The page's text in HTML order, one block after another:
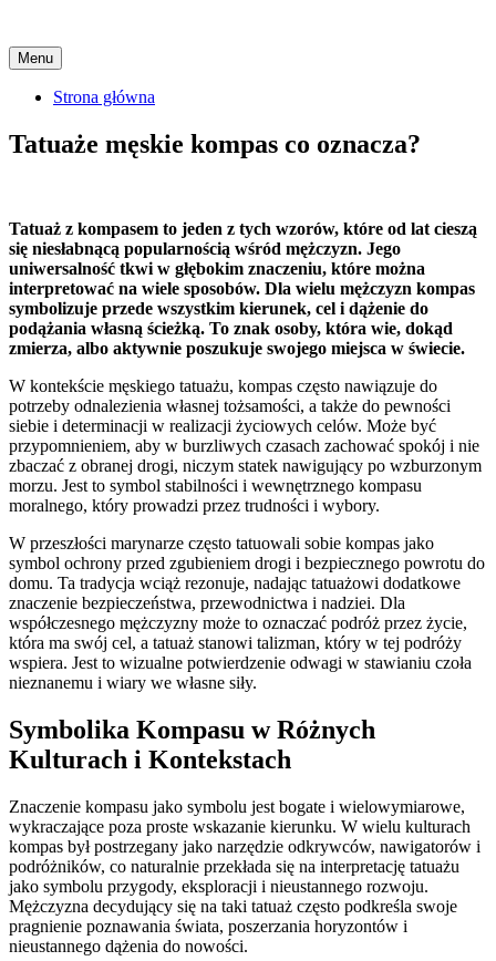
Menu Skip
to
content
Strona główna
Tatuaże męskie kompas co oznacza?
Tatuaż z kompasem to jeden z tych wzorów, które od lat cieszą
się niesłabnącą popularnością wśród mężczyzn. Jego
uniwersalność tkwi w głębokim znaczeniu, które można
interpretować na wiele sposobów. Dla wielu mężczyzn kompas
symbolizuje przede wszystkim kierunek, cel i dążenie do
podążania własną ścieżką. To znak osoby, która wie, dokąd
zmierza, albo aktywnie poszukuje swojego miejsca w świecie.
W kontekście męskiego tatuażu, kompas często nawiązuje do
potrzeby odnalezienia własnej tożsamości, a także do pewności
siebie i determinacji w realizacji życiowych celów. Może być
przypomnieniem, aby w burzliwych czasach zachować spokój i nie
zbaczać z obranej drogi, niczym statek nawigujący po wzburzonym
morzu. Jest to symbol stabilności i wewnętrznego kompasu
moralnego, który prowadzi przez trudności i wybory.
W przeszłości marynarze często tatuowali sobie kompas jako
symbol ochrony przed zgubieniem drogi i bezpiecznego powrotu do
domu. Ta tradycja wciąż rezonuje, nadając tatuażowi dodatkowe
znaczenie bezpieczeństwa, przewodnictwa i nadziei. Dla
współczesnego mężczyzny może to oznaczać podróż przez życie,
która ma swój cel, a tatuaż stanowi talizman, który w tej podróży
wspiera. Jest to wizualne potwierdzenie odwagi w stawianiu czoła
nieznanemu i wiary we własne siły.
Symbolika Kompasu w Różnych
Kulturach i Kontekstach
Znaczenie kompasu jako symbolu jest bogate i wielowymiarowe,
wykraczające poza proste wskazanie kierunku. W wielu kulturach
kompas był postrzegany jako narzędzie odkrywców, nawigatorów i
podróżników, co naturalnie przekłada się na interpretację tatuażu
jako symbolu przygody, eksploracji i nieustannego rozwoju.
Mężczyzna decydujący się na taki tatuaż często podkreśla swoje
pragnienie poznawania świata, poszerzania horyzontów i
nieustannego dążenia do nowości.